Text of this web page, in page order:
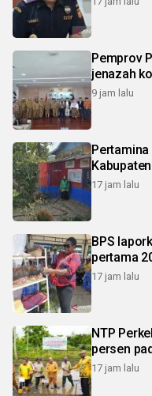
Pemprov
jenazah
9 jam lalu
17 jam lalu
BPS
pertama
17 jam lalu
NTP
persen
17 jam lalu